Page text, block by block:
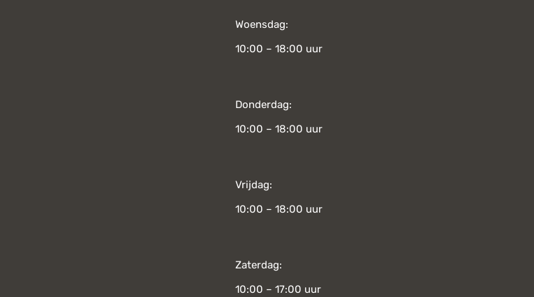
Woensdag:
10:00 – 18:00 uur
Donderdag:
10:00 – 18:00 uur
Vrijdag:
10:00 – 18:00 uur
Zaterdag:
10:00 – 17:00 uur